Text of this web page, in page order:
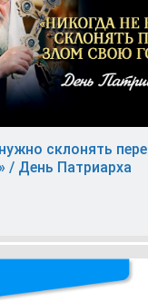
склонять
/ День Патриарха